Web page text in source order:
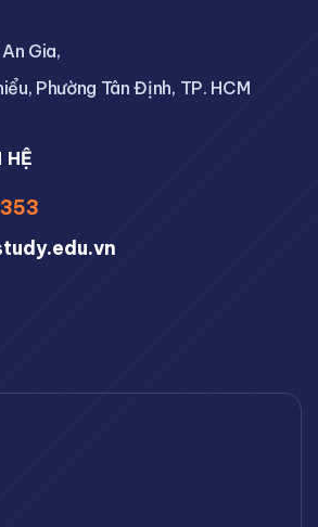
Gia,
Phường Tân Định, TP. HCM
HỆ